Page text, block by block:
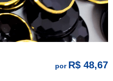
por R$ 48,67